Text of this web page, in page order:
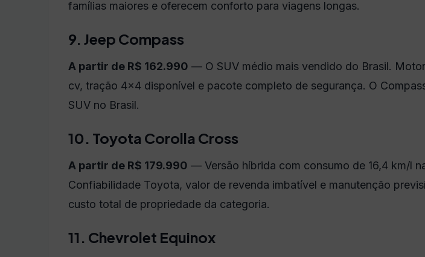
famílias maiores e oferecem conforto para viagens longas.
9. Jeep Compass
A partir de R$ 162.990 — O SUV médio mais vendido do Brasil.
cv, tração 4x4 disponível e pacote completo de segurança. O
SUV no Brasil.
10. Toyota Corolla Cross
A partir de R$ 179.990 — Versão híbrida com consumo de 16,4 km/l
Confiabilidade Toyota, valor de revenda imbatível e manutenção
custo total de propriedade da categoria.
11. Chevrolet Equinox